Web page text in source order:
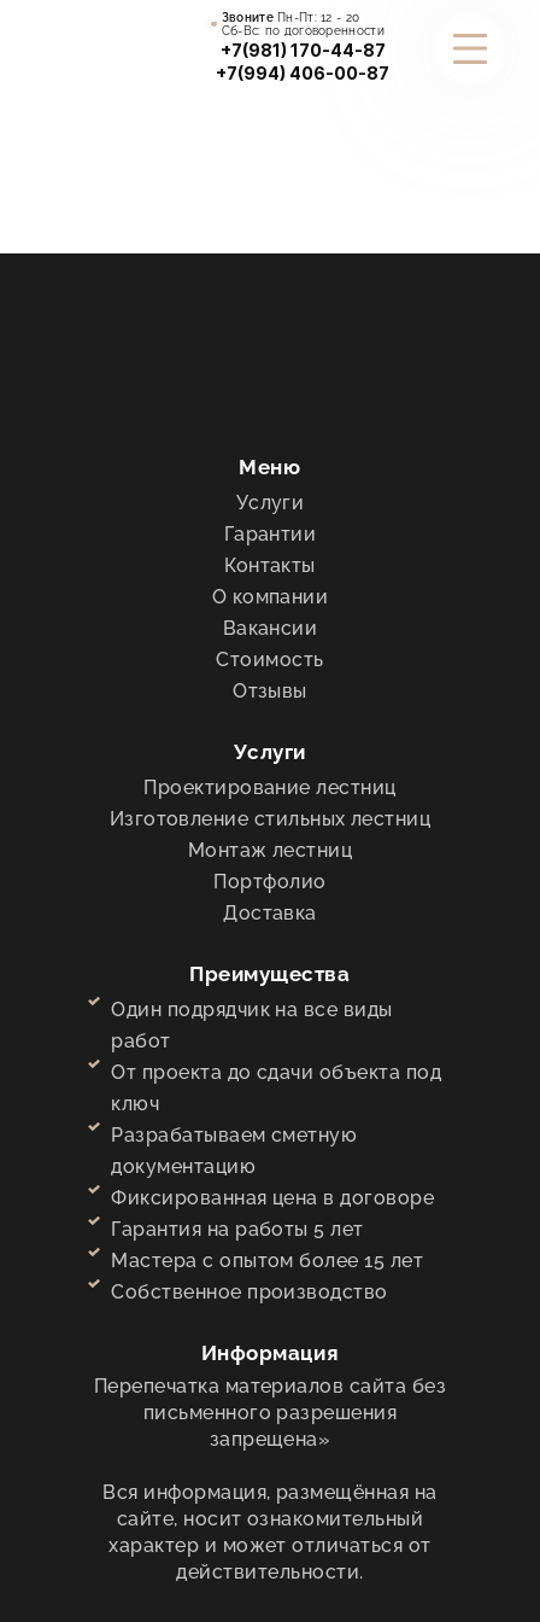
ЗвонитеПн-Пт:12 - 20
Сб-Вс: по договоренности
+7(981) 170-44-87
+7(994) 406-00-87
Меню
Услуги
Гарантии
Контакты
О компании
Вакансии
Стоимость
Отзывы
Услуги
Проектирование лестниц
Изготовление стильных лестниц
Монтаж лестниц
Портфолио
Доставка
Преимущества
Один подрядчик на все виды
работ
От проекта до сдачи объекта под
ключ
Разрабатываем сметную
документацию
Фиксированная цена в договоре
Гарантия на работы 5 лет
Мастера с опытом более 15 лет
Собственное производство
Информация
Перепечатка материалов сайта без
письменного разрешения
запрещена»
Вся информация, размещённая на
сайте, носит ознакомительный
характер и может отличаться от
действительности.